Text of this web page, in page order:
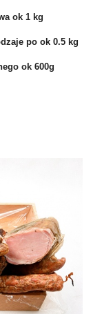
ok 1 kg
po ok 0.5 kg
ok 600g